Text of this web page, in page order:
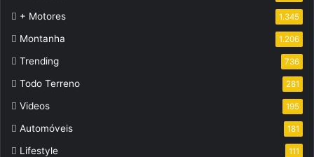
+ Motores 1.345
Montanha 1.206
Trending 736
Todo Terreno 281
Videos 195
Automóveis 181
Lifestyle 111